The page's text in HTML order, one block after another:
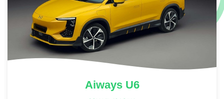
AiwaysU6